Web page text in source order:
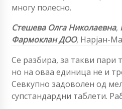
многу полесно.
Стешева Олга Николаевна,
Фармоклан ДОО, Нарјан-
Се разбира, за такви пари
но на оваа единица не и
Севкупно задоволен од
супстандардни таблети.